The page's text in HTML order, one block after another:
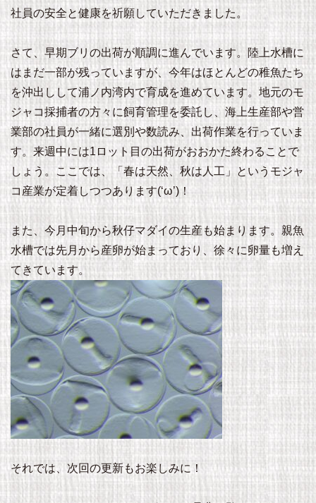
社員の安全と健康を祈願していただきました。
さて、早期ブリの出荷が順調に進んでいます。陸上水槽に
はまだ一部が残っていますが、今年はほとんどの稚魚たち
を沖出しして浦ノ内湾内で育成を進めています。地元のモ
ジャコ採捕者の方々に飼育管理を委託し、海上生産部や営
業部の社員が一緒に選別や数読み、出荷作業を行っていま
す。来週中には1ロット目の出荷がおおかた終わることで
しょう。ここでは、「春は天然、秋は人工」というモジャ
コ産業が定着しつつあります(‘ω’)！
また、今月中旬から秋仔マダイの生産も始まります。親魚
水槽では先月から産卵が始まっており、徐々に卵量も増え
てきています。
それでは、次回の更新もお楽しみに！